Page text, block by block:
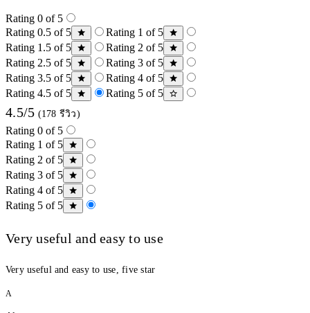
Rating 0 of 5
Rating 0.5 of 5
Rating 1 of 5
Rating 1.5 of 5
Rating 2 of 5
Rating 2.5 of 5
Rating 3 of 5
Rating 3.5 of 5
Rating 4 of 5
Rating 4.5 of 5
Rating 5 of 5
4.5/5 (178 รีวิว)
Rating 0 of 5
Rating 1 of 5
Rating 2 of 5
Rating 3 of 5
Rating 4 of 5
Rating 5 of 5
Very useful and easy to use
Very useful and easy to use, five star
A